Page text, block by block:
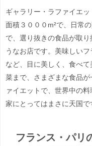
ギャラリー・ラファイエ
面積３０００m²で、日常
で、選り抜きの食品が取
うなお店です。美味しい
など、目に美しく、食べ
菜まで、さまざまな食品
ァイエットで、世界中の
家にとってはまさに天国で
フランス・パリ